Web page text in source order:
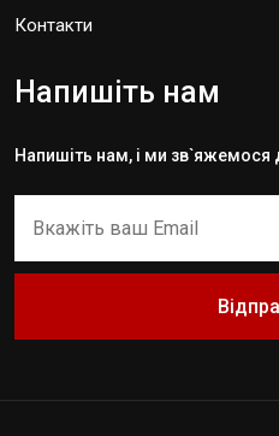
Контакти
Напишіть нам
Напишіть нам, і ми зв`яжемося